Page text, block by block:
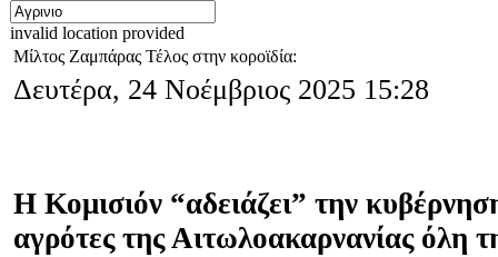
invalid location provided
Μίλτος Ζαμπάρας Τέλος στην κοροϊδία:
Δευτέρα, 24 Νοέμβριος 2025 15:28
Η Κομισιόν “αδειάζει” την
αγρότες της Αιτωλοακαρνανίας όλη